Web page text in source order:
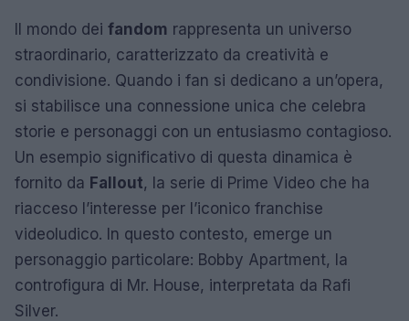
Il mondo dei fandom rappresenta un universo
straordinario, caratterizzato da creatività e
condivisione. Quando i fan si dedicano a un’opera,
si stabilisce una connessione unica che celebra
storie e personaggi con un entusiasmo contagioso.
Un esempio significativo di questa dinamica è
fornito da Fallout, la serie di Prime Video che ha
riacceso l’interesse per l’iconico franchise
videoludico. In questo contesto, emerge un
personaggio particolare: Bobby Apartment, la
controfigura di Mr. House, interpretata da Rafi
Silver.